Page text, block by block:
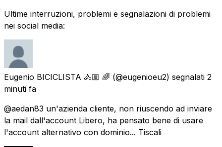
Ultime interruzioni, problemi e segnalazioni di problemi
nei social media:
Eugenio BICICLISTA 🚴🏼 🌈 (@eugenioeu2) segnalati 2
minuti fa
@aedan83 un'azienda cliente, non riuscendo ad inviare
la mail dall'account Libero, ha pensato bene di usare
l'account alternativo con dominio... Tiscali